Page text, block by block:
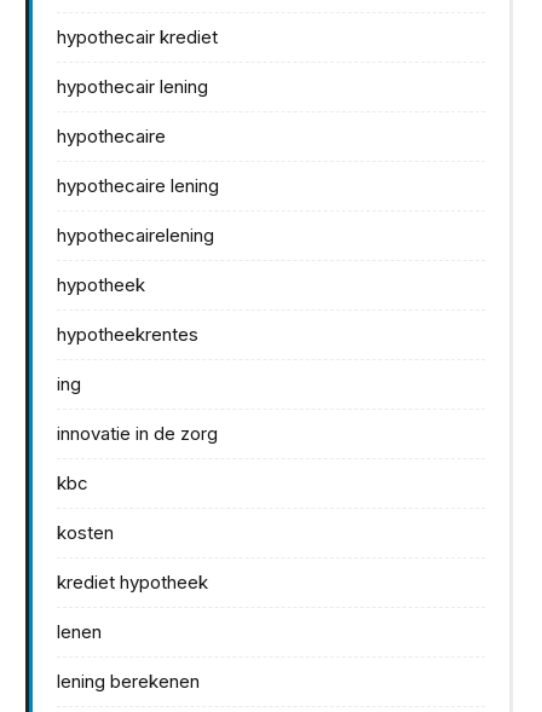
hypothecair krediet
hypothecair lening
hypothecaire
hypothecaire lening
hypothecairelening
hypotheek
hypotheekrentes
ing
innovatie in de zorg
kbc
kosten
krediet hypotheek
lenen
lening berekenen